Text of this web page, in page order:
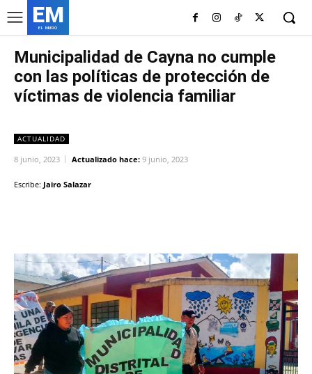
EM
EL MURO
Municipalidad de Cayna no cumple
con las políticas de protección de
víctimas de violencia familiar
ACTUALIDAD
8 junio, 2023 Actualizado hace: 9 junio, 2023
Escribe: Jairo Salazar